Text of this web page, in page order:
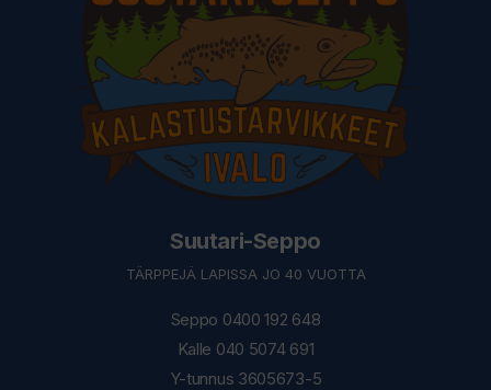
Suutari-Seppo
TÄRPPEJÄ LAPISSA JO 40 VUOTTA
Seppo 0400 192 648
Kalle 040 5074 691
Y-tunnus 3605673-5